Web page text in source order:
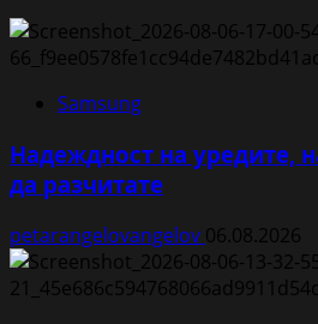
Samsung
Надеждност на уредите,
да разчитате
petarangelovangelov 06.08.2026